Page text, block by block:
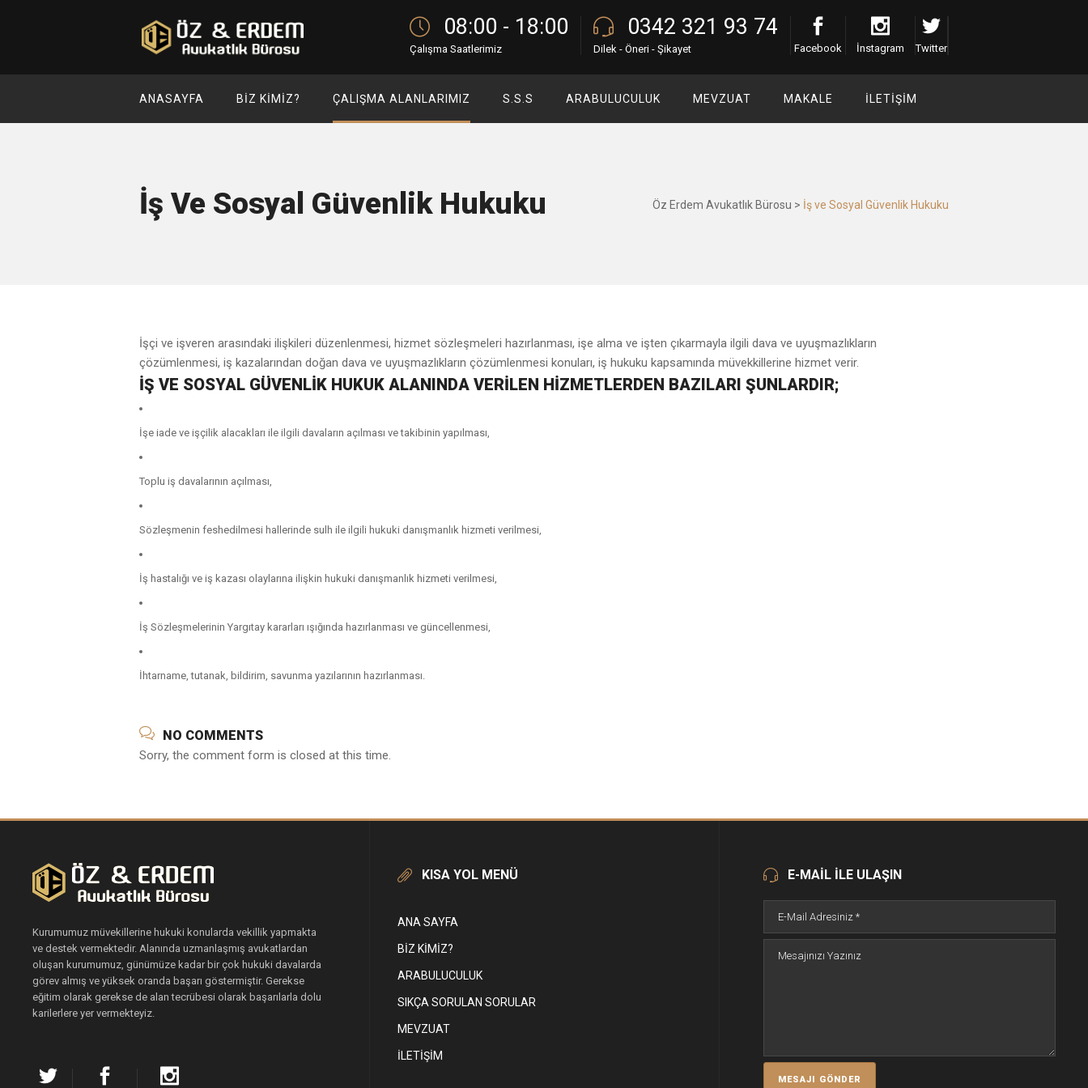
08:00 - 18:00
Çalışma Saatlerimiz
0342 321 93 74
Dilek - Öneri - Şikayet Facebook İnstagram Twitter
ANASAYFA BIZ KIMIZ? ÇALIŞMA ALANLARIMIZ S.S.S ARABULUCULUK MEVZUAT MAKALE İLETIŞIM
İş Ve Sosyal Güvenlik Hukuku Öz Erdem Avukatlık Bürosu > İş ve Sosyal Güvenlik Hukuku
İşçi ve işveren arasındaki ilişkileri düzenlenmesi, hizmet sözleşmeleri hazırlanması, işe alma ve işten çıkarmayla ilgili dava ve uyuşmazlıkların
çözümlenmesi, iş kazalarından doğan dava ve uyuşmazlıkların çözümlenmesi konuları, iş hukuku kapsamında müvekkillerine hizmet verir.
İŞ VE SOSYAL GÜVENLIK HUKUK ALANINDA VERILEN HIZMETLERDEN BAZILARI ŞUNLARDIR;
İşe iade ve işçilik alacakları ile ilgili davaların açılması ve takibinin yapılması,
Toplu iş davalarının açılması,
Sözleşmenin feshedilmesi hallerinde sulh ile ilgili hukuki danışmanlık hizmeti verilmesi,
İş hastalığı ve iş kazası olaylarına ilişkin hukuki danışmanlık hizmeti verilmesi,
İş Sözleşmelerinin Yargıtay kararları ışığında hazırlanması ve güncellenmesi,
İhtarname, tutanak, bildirim, savunma yazılarının hazırlanması.
NO COMMENTS
Sorry, the comment form is closed at this time.
Kurumumuz müvekillerine hukuki konularda vekillik yapmakta
ve destek vermektedir. Alanında uzmanlaşmış avukatlardan
oluşan kurumumuz, günümüze kadar bir çok hukuki davalarda
görev almış ve yüksek oranda başarı göstermiştir. Gerekse
eğitim olarak gerekse de alan tecrübesi olarak başarılarla dolu
karilerlere yer vermekteyiz.
KISA YOL MENÜ
ANA SAYFA
BIZ KIMIZ?
ARABULUCULUK
SIKÇA SORULAN SORULAR
MEVZUAT
İLETIŞIM
E-MAİL İLE ULAŞIN